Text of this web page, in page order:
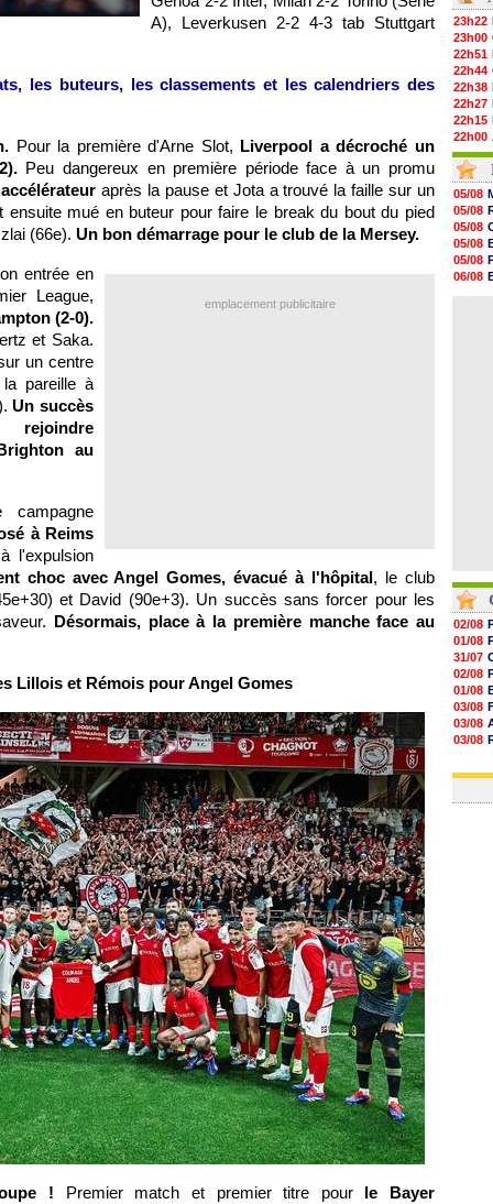
A), Leverkusen 2-2 4-3 tab Stuttgart
les buteurs, les classements et les calendriers des
Pour la première d'Arne Slot, Liverpool a décroché un
Peu dangereux en première période face à un promu
après la pause et Jota a trouvé la faille sur un
mué en buteur pour faire le break du bout du pied
(66e). Un bon démarrage pour le club de la Mersey.
emplacement publicitaire
entrée en
League,
(2-0).
et Saka.
un centre
pareille à
Un succès
au
campagne
à Reims
l'expulsion
choc avec Angel Gomes, évacué à l'hôpital, le club
et David (90e+3). Un succès sans forcer pour les
Désormais, place à la première manche face au
Lillois et Rémois pour Angel Gomes
! Premier match et premier titre pour le Bayer
23h22
23h00
22h51
22h44
22h38
22h27
22h15
22h00
21h48
21h39
21h26
21h05
20h47
20h30
20h18
20h04
19h47
05/08
05/08
05/08
05/08
05/08
06/08
02/08
01/08
31/07
02/08
01/08
03/08
03/08
03/08
31/07